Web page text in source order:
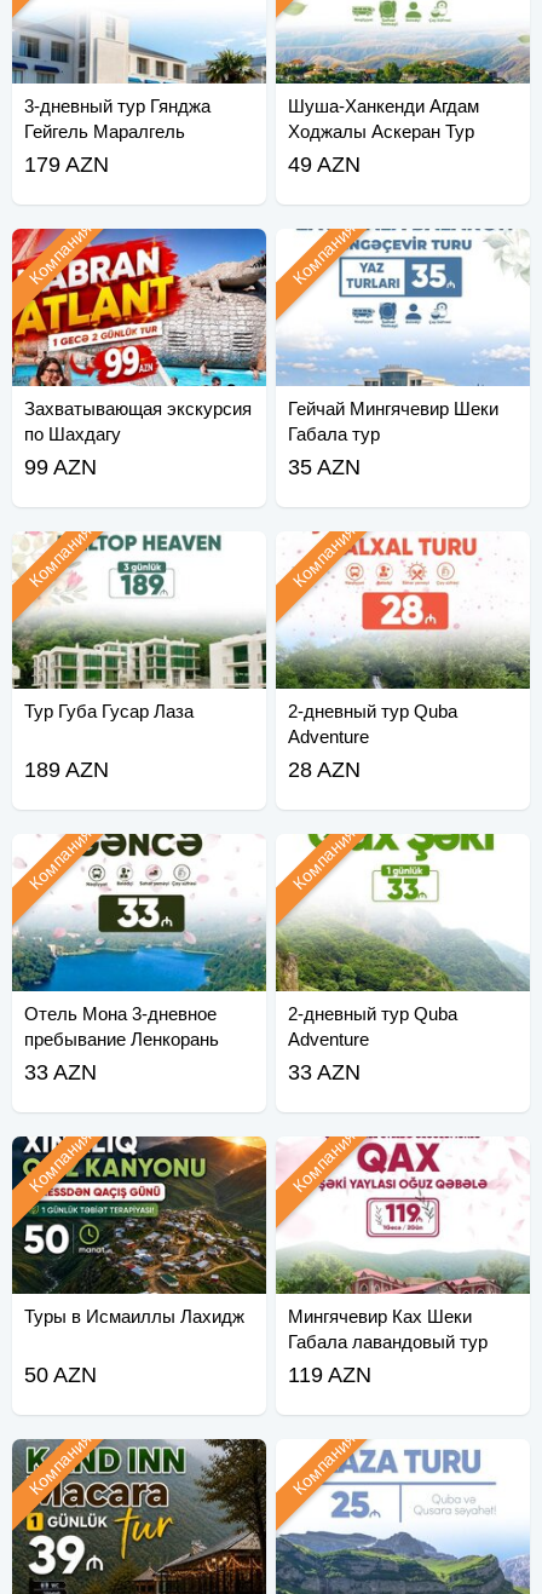
3-дневный тур Гянджа
Гейгель Маралгель
179 AZN
Шуша-Ханкенди Агдам
Ходжалы Аскеран Тур
49 AZN
Захватывающая экскурсия
по Шахдагу
Компания
99 AZN
Гейчай Мингячевир Шеки
Габала тур
Компания
35 AZN
Тур Губа Гусар Лаза
Компания
189 AZN
2-дневный тур Quba
Adventure
Компания
28 AZN
Отель Мона 3-дневное
пребывание Ленкорань
Лерик Астара
Компания
33 AZN
2-дневный тур Quba
Adventure
Компания
33 AZN
Туры в Исмаиллы Лахидж
Компания
50 AZN
Мингячевир Ках Шеки
Габала лавандовый тур
Компания
119 AZN
Компания Компания